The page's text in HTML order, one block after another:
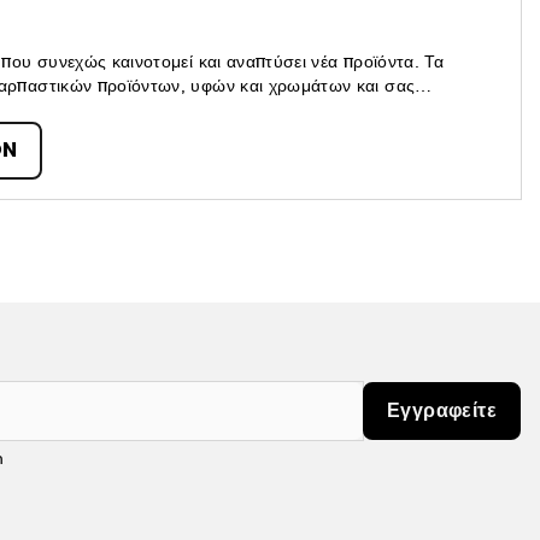
καινοτομεί και αναπτύσει νέα προϊόντα. Τα
προϊόντων, υφών και χρωμάτων και σας
Εγγραφείτε